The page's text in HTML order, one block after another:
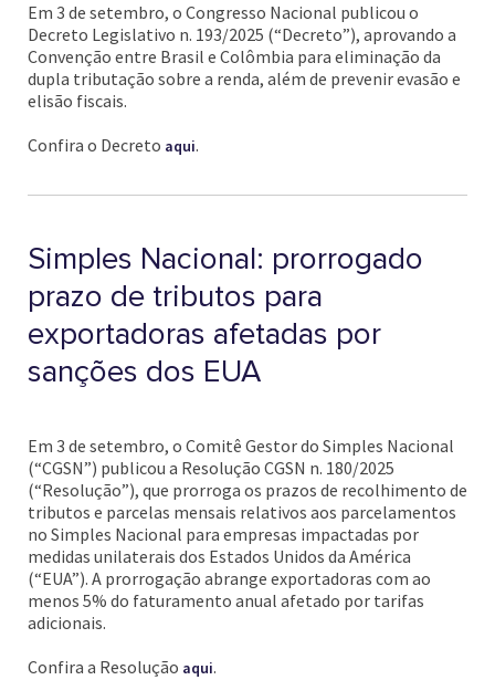
Em 3 de setembro, o Congresso Nacional publicou o
Decreto Legislativo n. 193/2025 (“Decreto”), aprovando a
Convenção entre Brasil e Colômbia para eliminação da
dupla tributação sobre a renda, além de prevenir evasão e
elisão fiscais.
Confira o Decreto aqui.
Simples Nacional: prorrogado
prazo de tributos para
exportadoras afetadas por
sanções dos EUA
Em 3 de setembro, o Comitê Gestor do Simples Nacional
(“CGSN”) publicou a Resolução CGSN n. 180/2025
(“Resolução”), que prorroga os prazos de recolhimento de
tributos e parcelas mensais relativos aos parcelamentos
no Simples Nacional para empresas impactadas por
medidas unilaterais dos Estados Unidos da América
(“EUA”). A prorrogação abrange exportadoras com ao
menos 5% do faturamento anual afetado por tarifas
adicionais.
Confira a Resolução aqui.